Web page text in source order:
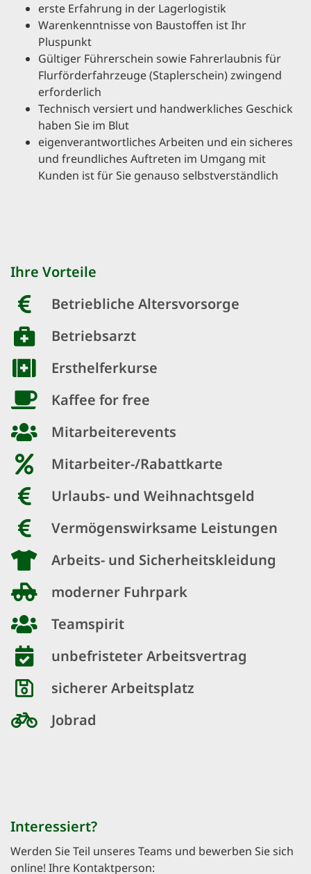
erste Erfahrung in der Lagerlogistik
Warenkenntnisse von Baustoffen ist Ihr
Pluspunkt
Gültiger Führerschein sowie Fahrerlaubnis für
Flurförderfahrzeuge (Staplerschein) zwingend
erforderlich
Technisch versiert und handwerkliches Geschick
haben Sie im Blut
eigenverantwortliches Arbeiten und ein sicheres
und freundliches Auftreten im Umgang mit
Kunden ist für Sie genauso selbstverständlich
Ihre Vorteile
Betriebliche Altersvorsorge
Betriebsarzt
Ersthelferkurse
Kaffee for free
Mitarbeiterevents
Mitarbeiter-/Rabattkarte
Urlaubs- und Weihnachtsgeld
Vermögenswirksame Leistungen
Arbeits- und Sicherheitskleidung
moderner Fuhrpark
Teamspirit
unbefristeter Arbeitsvertrag
sicherer Arbeitsplatz
Jobrad
Interessiert?
Werden Sie Teil unseres Teams und bewerben Sie sich
online! Ihre Kontaktperson: